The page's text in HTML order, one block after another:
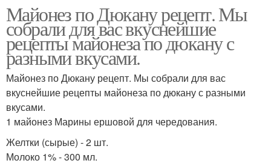
Майонез по Дюкану рецепт. Мы
собрали для вас вкуснейшие
рецепты майонеза по дюкану с
разными вкусами.
Майонез по Дюкану рецепт. Мы собрали для вас
вкуснейшие рецепты майонеза по дюкану с разными
вкусами.
1 майонез Марины ершовой для чередования.
Желтки (сырые) - 2 шт.
Молоко 1% - 300 мл.